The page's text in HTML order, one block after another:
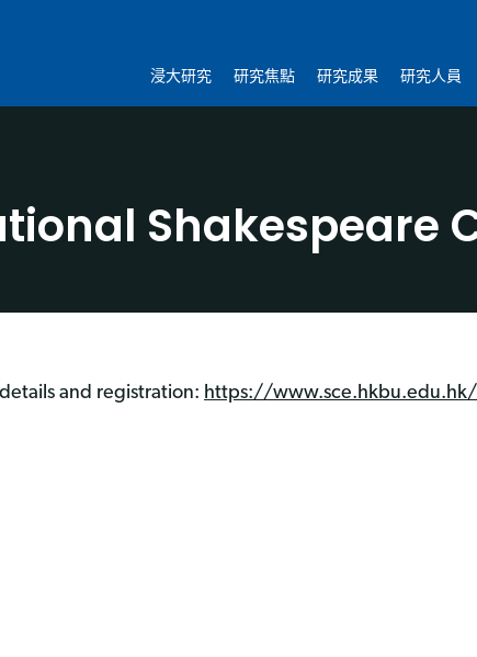
浸大研究 研究焦點 研究成果 研究人員
Shakespeare
and registration: https://